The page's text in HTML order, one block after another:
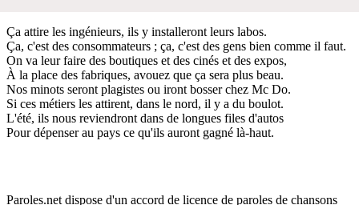
Ça attire les ingénieurs, ils y installeront leurs labos.
Ça, c'est des consommateurs ; ça, c'est des gens bien comme il faut.
On va leur faire des boutiques et des cinés et des expos,
À la place des fabriques, avouez que ça sera plus beau.
Nos minots seront plagistes ou iront bosser chez Mc Do.
Si ces métiers les attirent, dans le nord, il y a du boulot.
L'été, ils nous reviendront dans de longues files d'autos
Pour dépenser au pays ce qu'ils auront gagné là-haut.
Paroles.net dispose d'un accord de licence de paroles de chansons